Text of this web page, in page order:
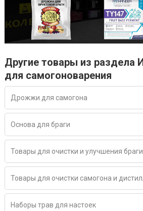
Другие товары из раздела
для самогоноварения
Дрожжи для самогона
Основа для браги
Товары для очистки и улучшения браги
Товары для очистки самогона и
Наборы трав для настоек